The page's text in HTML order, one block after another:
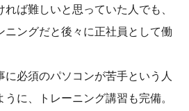
ば難しいと思っていた人でも、
ニングだと後々に正社員として働
に必須のパソコンが苦手という人
に、トレーニング講習も完備。